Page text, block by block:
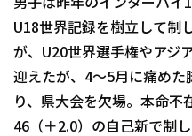
男子は昨年のインターハイ
U18世界記録を樹立して制
が、U20世界選手権やアジ
迎えたが、4～5月に痛めた
り、県大会を欠場。本命不
46（＋2.0）の自己新で制